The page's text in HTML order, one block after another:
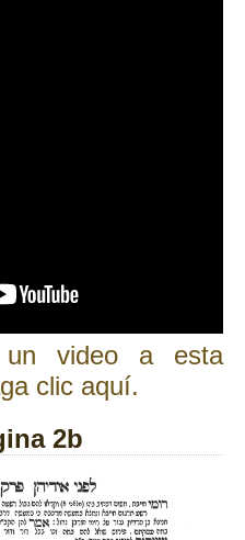
video a esta
clic aquí.
2b